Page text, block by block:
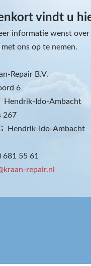
vindt u
informatie wenst
ons op te nemen.
Repair B.V.
6
Hendrik-Ido-Ambacht
267
Hendrik-Ido-Ambacht
681 55 61
repair.nl